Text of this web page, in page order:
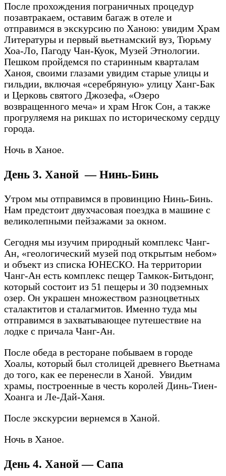
После прохождения пограничных процедур
позавтракаем, оставим багаж в отеле и
отправимся в экскурсию по Ханою: увидим Храм
Литературы и первый вьетнамский вуз, Тюрьму
Хоа-Ло, Пагоду Чан-Куок, Музей Этнологии.
Пешком пройдемся по старинным кварталам
Ханоя, своими глазами увидим старые улицы и
гильдии, включая «серебряную» улицу Ханг-Бак
и Церковь святого Джозефа, «Озеро
возвращенного меча» и храм Нгок Сон, а также
прогруляемя на рикшах по историческому сердцу
города.
Ночь в Ханое.
День 3. Ханой — Нинь-Бинь
Утром мы отправимся в провинцию Нинь-Бинь.
Нам предстоит двухчасовая поездка в машине с
великолепными пейзажами за окном.
Сегодня мы изучим природный комплекс Чанг-
Ан, «геологический музей под открытым небом»
и объект из списка ЮНЕСКО. На территории
Чанг-Ан есть комплекс пещер Тамкок-Битьдонг,
который состоит из 51 пещеры и 30 подземных
озер. Он украшен множеством разноцветных
сталактитов и сталагмитов. Именно туда мы
отправимся в захватывающее путешествие на
лодке с причала Чанг-Ан.
После обеда в ресторане побываем в городе
Хоалы, который был столицей древнего Вьетнама
до того, как ее перенесли в Ханой. Увидим
храмы, построенные в честь королей Динь-Тиен-
Хоанга и Ле-Дай-Ханя.
После экскурсии вернемся в Ханой.
Ночь в Ханое.
День 4. Ханой — Сапа